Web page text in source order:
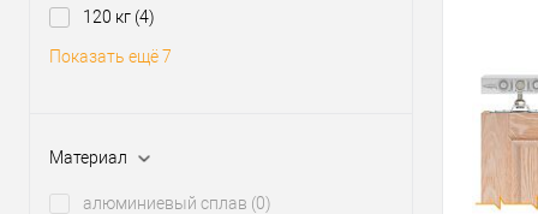
120 кг (4)
Показать ещё 7
Материал
алюминиевый сплав (0)
В